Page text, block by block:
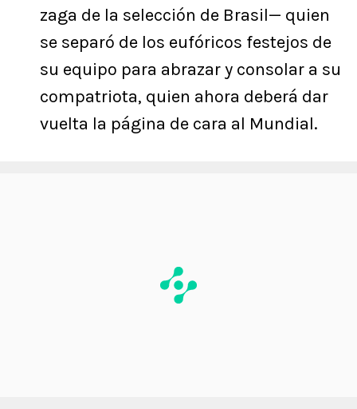
zaga de la selección de Brasil— quien
se separó de los eufóricos festejos de
su equipo para abrazar y consolar a su
compatriota, quien ahora deberá dar
vuelta la página de cara al Mundial.